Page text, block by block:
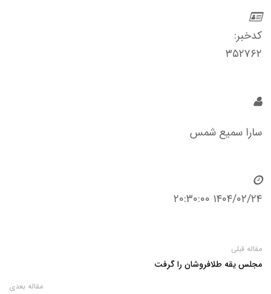
کدخبر:
۳۵۲۷۶۲
سارا سمیع شمس
۱۴۰۴/۰۲/۲۴ ۲۰:۳۰:۰۰
مقاله قبلی
مجلس یقه طلافروشان را گرفت
مقاله بعدی